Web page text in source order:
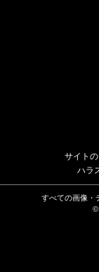
サイト
ハラ
すべての画像・
©